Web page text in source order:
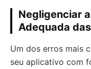
Negligenciar
Adequada
Um dos erros mais
seu aplicativo com